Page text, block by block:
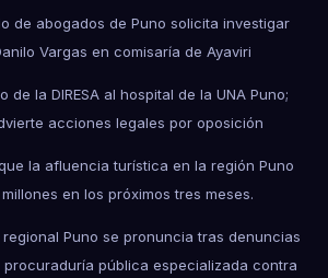
de abogados de Puno solicita investigar
Vargas en comisaría de Ayaviri
de la DIRESA al hospital de la UNA Puno;
acciones legales por oposición
que la afluencia turística en la región Puno
en los próximos tres meses.
regional Puno se pronuncia tras denuncias
pública especializada contra